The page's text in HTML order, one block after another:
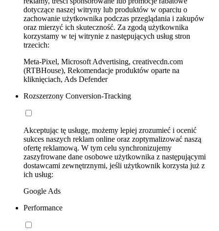
dotyczące naszej witryny lub produktów w oparciu o
zachowanie użytkownika podczas przeglądania i zakupów
oraz mierzyć ich skuteczność. Za zgodą użytkownika
korzystamy w tej witrynie z następujących usług stron
trzecich:
Meta-Pixel, Microsoft Advertising, creativecdn.com
(RTBHouse), Rekomendacje produktów oparte na
kliknięciach, Ads Defender
Rozszerzony Conversion-Tracking
Akceptując tę usługę, możemy lepiej zrozumieć i ocenić
sukces naszych reklam online oraz zoptymalizować naszą
ofertę reklamową. W tym celu synchronizujemy
zaszyfrowane dane osobowe użytkownika z następującymi
dostawcami zewnętrznymi, jeśli użytkownik korzysta już z
ich usług:
Google Ads
Performance